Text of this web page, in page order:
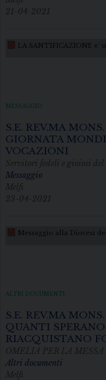
21-04-2021
LA SANTIFICAZIONE e'
MESSAGGIO
S.E. REV.MA
GIORNATA
VOCAZIONI
Servitori fedeli e gioiosi del
Messaggio
Melfi
23-04-2021
Messaggio alla Diocesi
ALTRI DOCUMENTI
S.E. REV.MA
QUANTI
RIACQUISTANO
OMELIA PER LA
Altri documenti
Melfi